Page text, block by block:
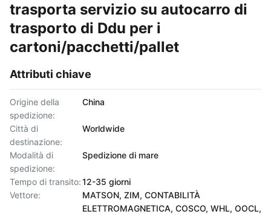
trasporta servizio su autocarro di
trasporto di Ddu per i
cartoni/pacchetti/pallet
Attributi chiave
Origine della
spedizione:
China
Città di
destinazione:
Worldwide
Modalità di
spedizione:
Spedizione di mare
Tempo di transito:12-35 giorni
Vettore:
MATSON, ZIM, CONTABILITÀ
ELETTROMAGNETICA, COSCO, WHL, OOCL,